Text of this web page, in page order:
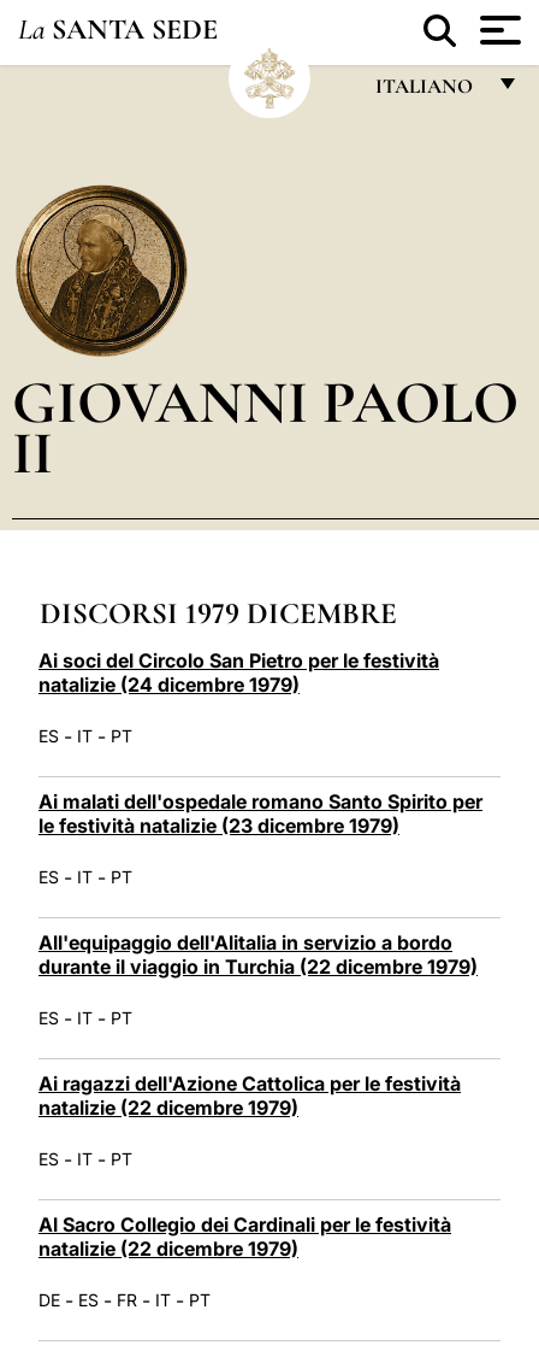
La SANTA SEDE
ITALIANO
POLSKI
GIOVANNI PAOLO
II
DISCORSI 1979 DICEMBRE
Ai soci del Circolo San Pietro per le festività
natalizie (24 dicembre 1979)
ES - IT - PT
Ai malati dell'ospedale romano Santo Spirito per
le festività natalizie (23 dicembre 1979)
ES - IT - PT
All'equipaggio dell'Alitalia in servizio a bordo
durante il viaggio in Turchia (22 dicembre 1979)
ES - IT - PT
Ai ragazzi dell'Azione Cattolica per le festività
natalizie (22 dicembre 1979)
ES - IT - PT
Al Sacro Collegio dei Cardinali per le festività
natalizie (22 dicembre 1979)
DE - ES - FR - IT - PT